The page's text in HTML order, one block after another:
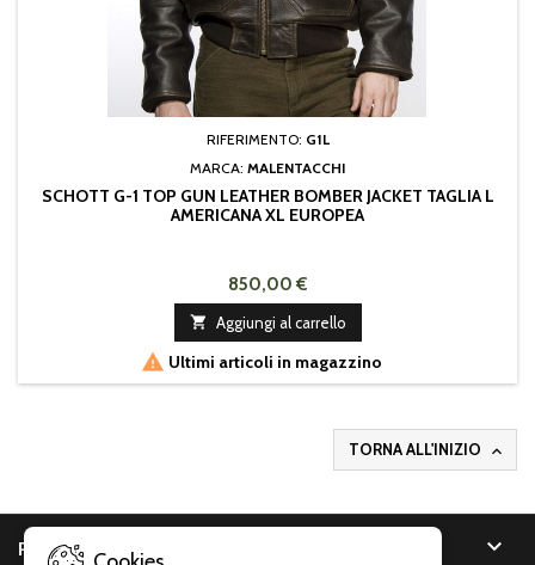
RIFERIMENTO: G1L
MARCA: MALENTACCHI
SCHOTT G-1 TOP GUN LEATHER BOMBER JACKET TAGLIA L
AMERICANA XL EUROPEA
850,00 €
 Aggiungi al carrello
 Ultimi articoli in magazzino
TORNA ALL'INIZIO 
PRODOTTI 